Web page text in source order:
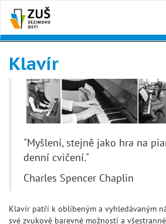
hlavnímu
obsahu
Klavír
"Myšlení, stejně jako hra na
denní cvičení."
Charles Spencer Chaplin
Klavír patří k oblíbeným a vyhledávaným
své zvukově barevné možnosti a